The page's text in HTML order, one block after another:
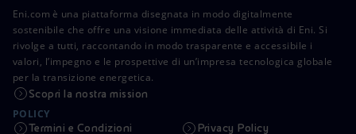
Eni.com è una piattaforma disegnata in modo digitalmente
sostenibile che offre una visione immediata delle attività di Eni. Si
rivolge a tutti, raccontando in modo trasparente e accessibile i
valori, l’impegno e le prospettive di un’impresa tecnologica globale
per la transizione energetica.
Scopri la nostra mission
POLICY
Termini e Condizioni Privacy Policy